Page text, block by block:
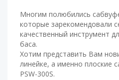
Многим полюбились
которые зарекомендовали
качественный инструмент
баса.
Хотим представить Вам
линейке, а именно плоские
PSW-300S.